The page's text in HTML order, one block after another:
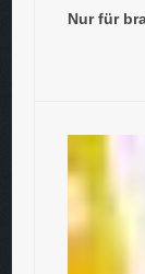
Nur für